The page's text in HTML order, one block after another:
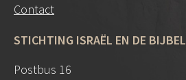
Contact
STICHTING ISRAËL EN DE BIJBEL
Postbus 16